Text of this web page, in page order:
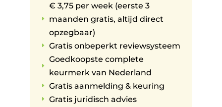
E
€ 3,75 per week (eerste 3
maanden gratis, altijd direct
opzegbaar)
E Gratis onbeperkt reviewsysteem
E
Goedkoopste complete
keurmerk van Nederland
E Gratis aanmelding & keuring
E Gratis juridisch advies